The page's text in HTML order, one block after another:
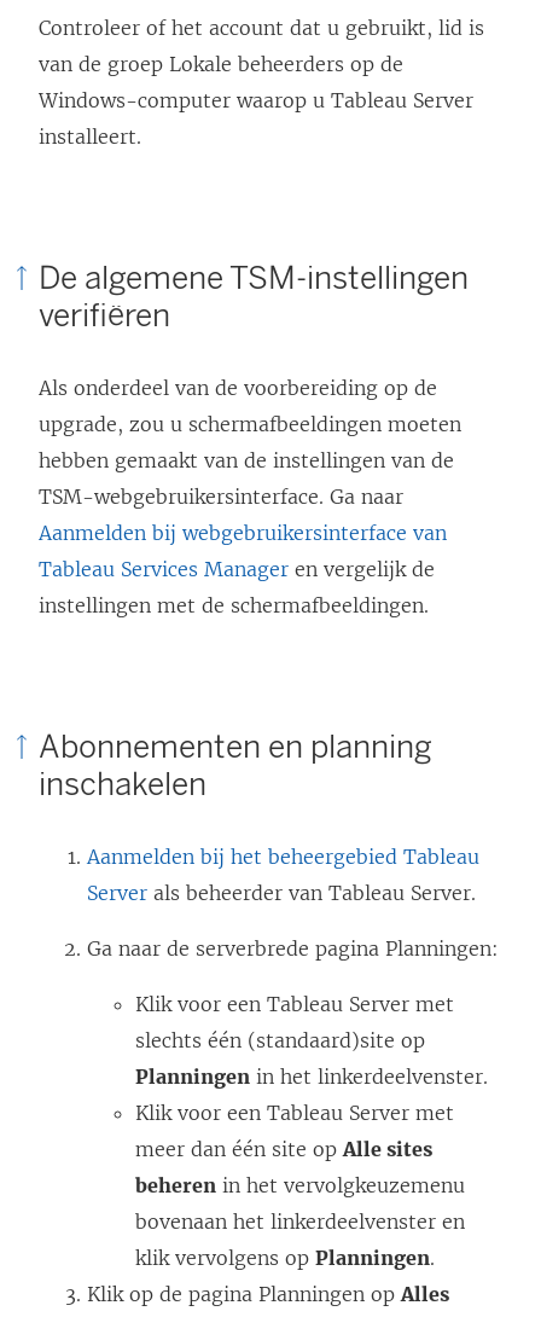
Controleer of het account dat u gebruikt, lid is
van de groep Lokale beheerders op de
Windows-computer waarop u Tableau Server
installeert.
De algemene TSM-instellingen
verifiëren
Als onderdeel van de voorbereiding op de
upgrade, zou u schermafbeeldingen moeten
hebben gemaakt van de instellingen van de
TSM-webgebruikersinterface. Ga naar
Aanmelden bij webgebruikersinterface van
Tableau Services Manager en vergelijk de
instellingen met de schermafbeeldingen.
Abonnementen en planning
inschakelen
Aanmelden bij het beheergebied Tableau
Server als beheerder van Tableau Server.
Ga naar de serverbrede pagina Planningen:
Klik voor een Tableau Server met
slechts één (standaard)site op
Planningen in het linkerdeelvenster.
Klik voor een Tableau Server met
meer dan één site opAlle sites
beheren in het vervolgkeuzemenu
bovenaan het linkerdeelvenster en
klik vervolgens op Planningen.
Klik op de pagina Planningen opAlles